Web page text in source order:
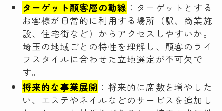
ターゲット顧客層の動線 ：ターゲットとする
お客様が日常的に利用する場所（駅、商業施
設、住宅街など）からアクセスしやすいか。
埼玉の地域ごとの特性を理解し、顧客のライ
フスタイルに合わせた立地選定が不可欠で
す。
将来的な事業展開 ：将来的に席数を増やした
い、エステやネイルなどのサービスを追加し